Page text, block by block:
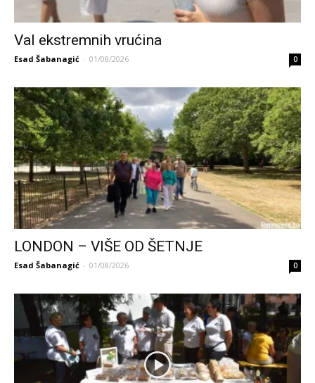
Val ekstremnih vrućina
Esad Šabanagić - 01/08/2026 0
LONDON – VIŠE OD ŠETNJE
Esad Šabanagić - 01/08/2026 0